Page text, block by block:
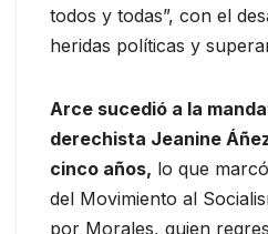
todos y todas”, con el
heridas políticas y
Arce sucedió a la
derechista Jeanine
cinco años, lo que
del Movimiento al
por Morales, quien